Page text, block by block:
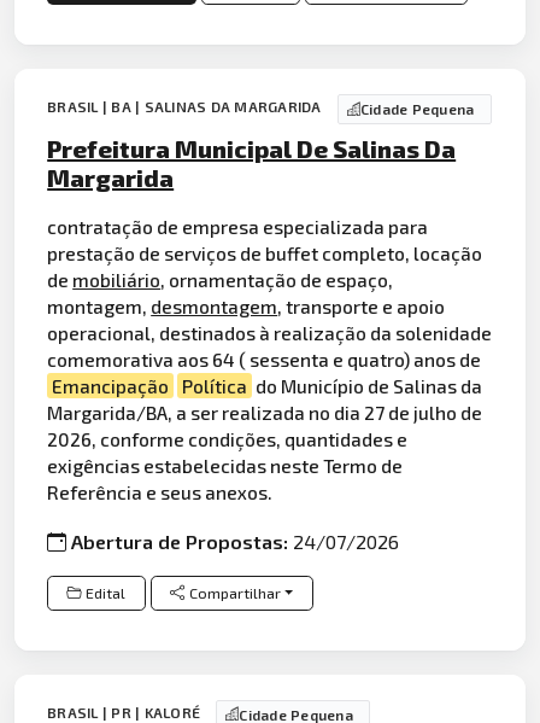
BRASIL | BA | SALINAS DA MARGARIDA Cidade Pequena
Prefeitura Municipal De Salinas Da
Margarida
contratação de empresa especializada para
prestação de serviços de buffet completo, locação
de mobiliário, ornamentação de espaço,
montagem, desmontagem, transporte e apoio
operacional, destinados à realização da solenidade
comemorativa aos 64 ( sessenta e quatro) anos de
Emancipação
Política do Município de Salinas da
Margarida/BA, a ser realizada no dia 27 de julho de
2026, conforme condições, quantidades e
exigências estabelecidas neste Termo de
Referência e seus anexos.
Abertura de Propostas: 24/07/2026
Edital Compartilhar
BRASIL | PR | KALORÉ Cidade Pequena